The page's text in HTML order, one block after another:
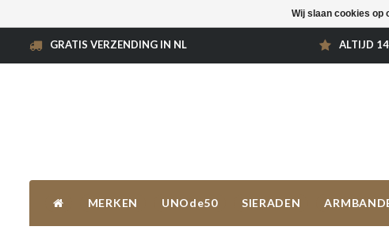
GRATIS VERZENDING IN NL ALTIJD
MERKEN UNOde50 SIERADEN
Wij slaan cookies op